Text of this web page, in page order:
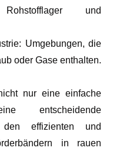
und
Umgebungen, die
oder Gase enthalten.
nur eine einfache
entscheidende
effizienten und
in rauen